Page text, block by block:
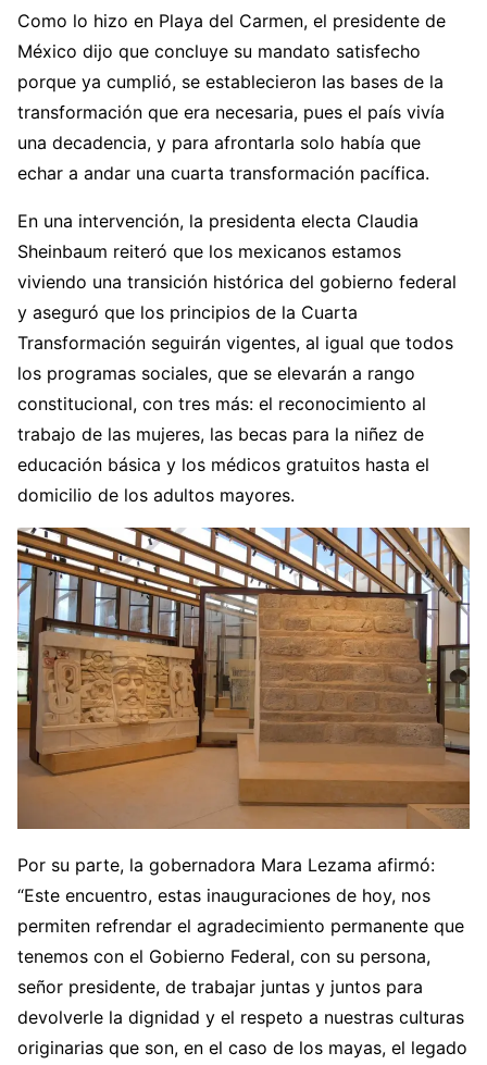
Como lo hizo en Playa del Carmen, el presidente de
México dijo que concluye su mandato satisfecho
porque ya cumplió, se establecieron las bases de la
transformación que era necesaria, pues el país vivía
una decadencia, y para afrontarla solo había que
echar a andar una cuarta transformación pacífica.
En una intervención, la presidenta electa Claudia
Sheinbaum reiteró que los mexicanos estamos
viviendo una transición histórica del gobierno federal
y aseguró que los principios de la Cuarta
Transformación seguirán vigentes, al igual que todos
los programas sociales, que se elevarán a rango
constitucional, con tres más: el reconocimiento al
trabajo de las mujeres, las becas para la niñez de
educación básica y los médicos gratuitos hasta el
domicilio de los adultos mayores.
Por su parte, la gobernadora Mara Lezama afirmó:
“Este encuentro, estas inauguraciones de hoy, nos
permiten refrendar el agradecimiento permanente que
tenemos con el Gobierno Federal, con su persona,
señor presidente, de trabajar juntas y juntos para
devolverle la dignidad y el respeto a nuestras culturas
originarias que son, en el caso de los mayas, el legado